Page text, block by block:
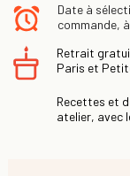
Date à
commande,
Retrait
Paris et
Recettes et
atelier, avec